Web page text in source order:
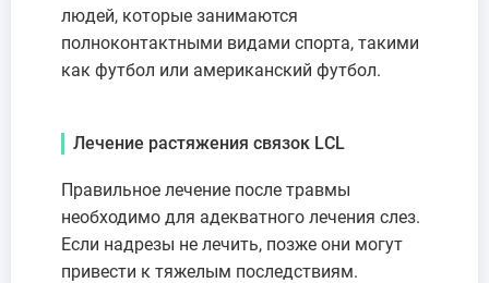
людей, которые занимаются
полноконтактными видами спорта, такими
как футбол или американский футбол.
Лечение растяжения связок LCL
Правильное лечение после травмы
необходимо для адекватного лечения слез.
Если надрезы не лечить, позже они могут
привести к тяжелым последствиям.